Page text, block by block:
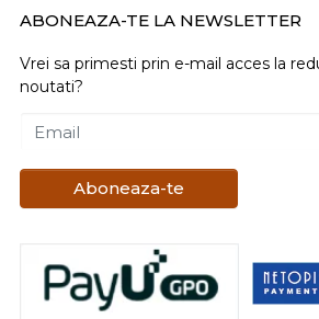
ABONEAZA-TE LA NEWSLETTER
Vrei sa primesti prin e-mail acces la
noutati?
Email
Aboneaza-te